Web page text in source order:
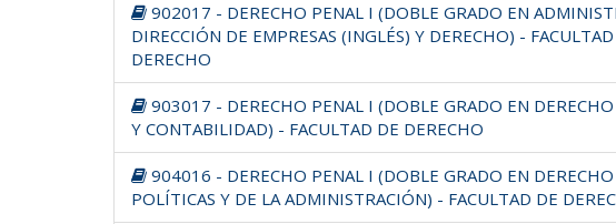
902017 - DERECHO PENAL I (DOBLE GRADO EN
DIRECCIÓN DE EMPRESAS (INGLÉS) Y DERECHO) -
DERECHO
903017 - DERECHO PENAL I (DOBLE GRADO EN DERECHO
Y CONTABILIDAD) - FACULTAD DE DERECHO
904016 - DERECHO PENAL I (DOBLE GRADO EN DERECHO
POLÍTICAS Y DE LA ADMINISTRACIÓN) - FACULTAD DE